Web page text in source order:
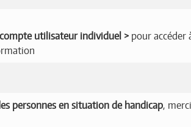
compte utilisateur individuel
pour accéder
personnes en situation de handicap,